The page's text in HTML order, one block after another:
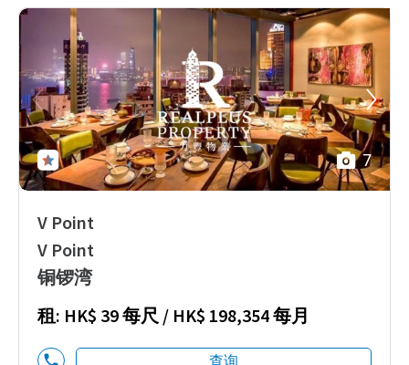
7
V Point
V Point
铜锣湾
租: HK$ 39 每尺 / HK$ 198,354 每月
查询